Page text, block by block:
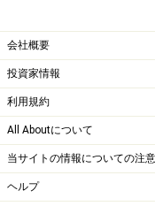
会社概要
投資家情報
利用規約
All Aboutについて
当サイトの情報についての注意
ヘルプ